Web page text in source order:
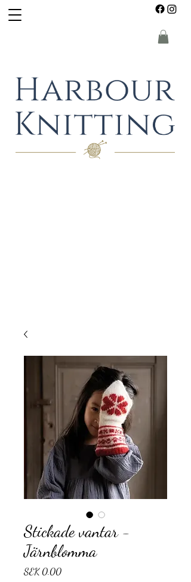
Stickade vantar -
Järnblomma
SEK 0.00Price